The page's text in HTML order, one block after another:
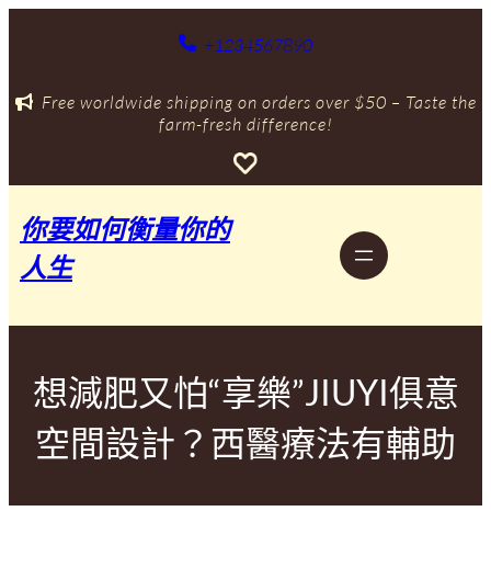
內
+1234567890
Free worldwide shipping on orders over $50 – Taste the
farm-fresh difference!
你要如何衡量你的
人生
想減肥又怕“享樂”JIUYI俱意
空間設計？西醫療法有輔助